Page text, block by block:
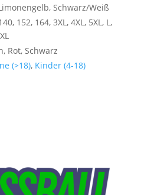
Schwarz/Weiß
152, 164, 3XL, 4XL, 5XL, L,
Rot, Schwarz
(>18), Kinder (4-18)